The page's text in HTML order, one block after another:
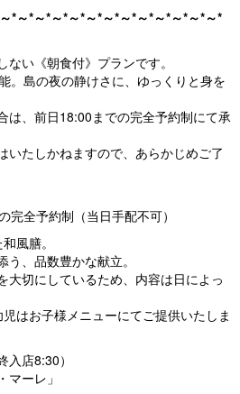
*～*～*～*～*～*～*～*～*～*～*～*～*
い《朝食付》プランです。
。島の夜の静けさに、ゆっくりと身を
は、前日18:00までの完全予約制にて承
いたしかねますので、あらかじめご了
全予約制（当日手配不可）
風膳。
、品数豊かな献立。
大切にしているため、内容は日によっ
はお子様メニューにてご提供いたしま
店8:30）
ーレ」